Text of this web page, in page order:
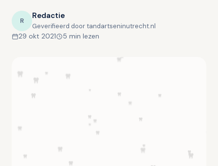
R Redactie
Geverifieerd door tandartseninutrecht.nl
29 okt 2021 5 min lezen